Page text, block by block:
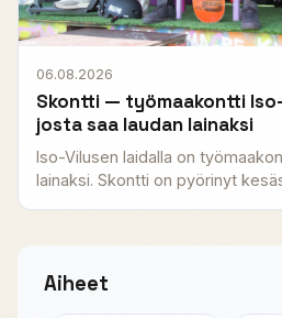
06.08.2026
Skontti — työmaakontti
josta saa laudan lainaksi
Iso-Vilusen laidalla on
lainaksi. Skontti on pyörinyt
Aiheet